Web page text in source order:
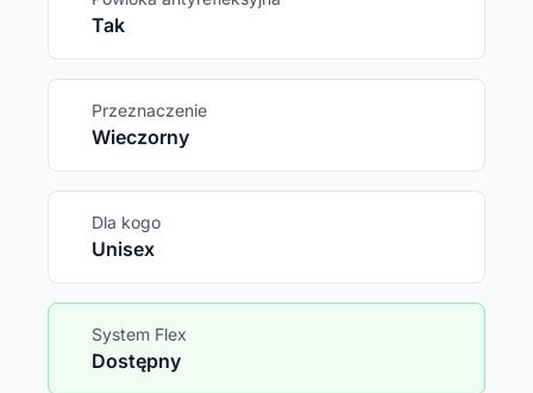
Tak
Przeznaczenie
Wieczorny
Dla kogo
Unisex
System Flex
Dostępny